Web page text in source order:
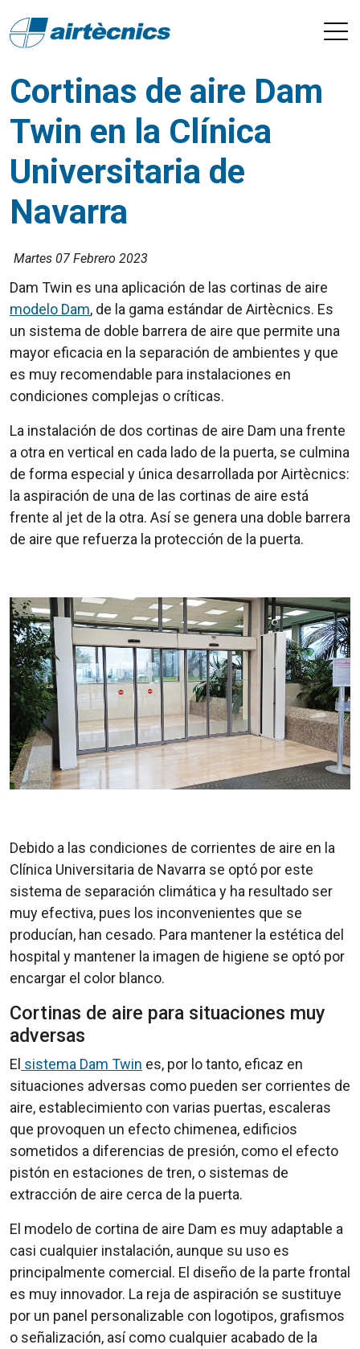
Cortinas de aire Dam
Twin en la Clínica
Universitaria de
Navarra
Martes 07 Febrero 2023
Dam Twin es una aplicación de las cortinas de aire
modelo Dam, de la gama estándar de Airtècnics. Es
un sistema de doble barrera de aire que permite una
mayor eficacia en la separación de ambientes y que
es muy recomendable para instalaciones en
condiciones complejas o críticas.
La instalación de dos cortinas de aire Dam una frente
a otra en vertical en cada lado de la puerta, se culmina
de forma especial y única desarrollada por Airtècnics:
la aspiración de una de las cortinas de aire está
frente al jet de la otra. Así se genera una doble barrera
de aire que refuerza la protección de la puerta.
Debido a las condiciones de corrientes de aire en la
Clínica Universitaria de Navarra se optó por este
sistema de separación climática y ha resultado ser
muy efectiva, pues los inconvenientes que se
producían, han cesado. Para mantener la estética del
hospital y mantener la imagen de higiene se optó por
encargar el color blanco.
Cortinas de aire para situaciones muy
adversas
El sistema Dam Twin es, por lo tanto, eficaz en
situaciones adversas como pueden ser corrientes de
aire, establecimiento con varias puertas, escaleras
que provoquen un efecto chimenea, edificios
sometidos a diferencias de presión, como el efecto
pistón en estaciones de tren, o sistemas de
extracción de aire cerca de la puerta.
El modelo de cortina de aire Dam es muy adaptable a
casi cualquier instalación, aunque su uso es
principalmente comercial. El diseño de la parte frontal
es muy innovador. La reja de aspiración se sustituye
por un panel personalizable con logotipos, grafismos
o señalización, así como cualquier acabado de la